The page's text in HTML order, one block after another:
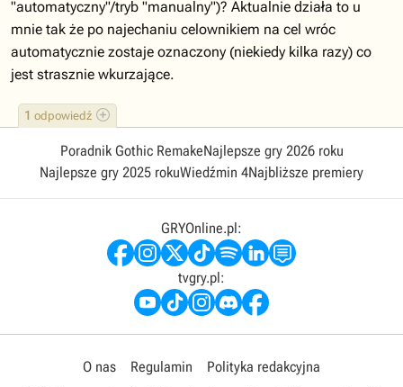
1 odpowiedź
"automatyczny"/tryb "manualny")? Aktualnie działa to u
mnie tak że po najechaniu celownikiem na cel wróc
automatycznie zostaje oznaczony (niekiedy kilka razy) co
jest strasznie wkurzające.
Poradnik Gothic RemakeNajlepsze gry 2026 roku
Najlepsze gry 2025 rokuWiedźmin 4Najbliższe premiery
GRYOnline.pl:
tvgry.pl:
O nas Regulamin
Polityka redakcyjna